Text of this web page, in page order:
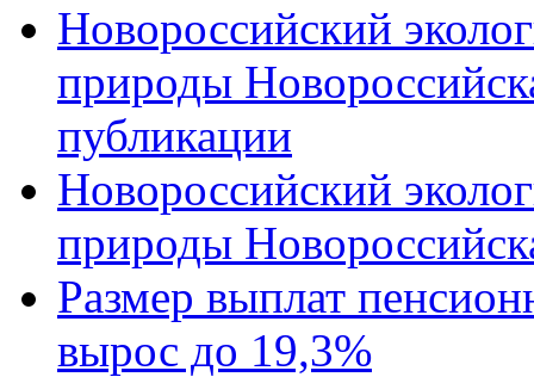
Новороссийский
природы
публикации
Новороссийский
природы
Размер выплат
вырос до 19,3%